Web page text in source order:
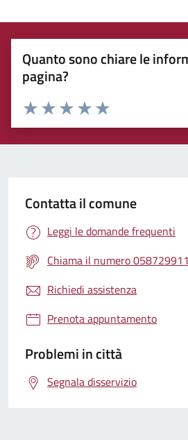
Quanto sono chiare le
pagina?
Rating:
Valuta 5 stelle su 5
Valuta 4 stelle su 5
Valuta 3 stelle su 5
Valuta 2 stelle su 5
Valuta 1 stelle su 5
Contatta il comune
Leggi le domande frequenti
Chiama il numero
Richiedi assistenza
Prenota appuntamento
Problemi in città
Segnala disservizio